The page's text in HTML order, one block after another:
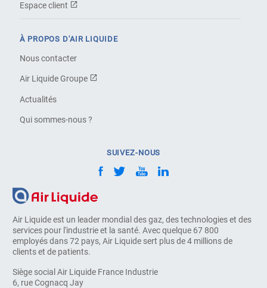
Air Liquide est un leader mondial des gaz, des technologies et des
services pour l'industrie et la santé. Avec quelque 67 800
employés dans 72 pays, Air Liquide sert plus de 4 millions de
clients et de patients.
Siège social Air Liquide France Industrie
6, rue Cognacq Jay
Espace client
À PROPOS D'AIR LIQUIDE
Nous contacter
Air Liquide Groupe
Actualités
Qui sommes-nous ?
SUIVEZ-NOUS